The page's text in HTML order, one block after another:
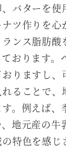
バターを使
ツ作りを心
ンス脂肪酸
おります。
りますし、
ることで、
。例えば、
地元産の牛
特色を感じ